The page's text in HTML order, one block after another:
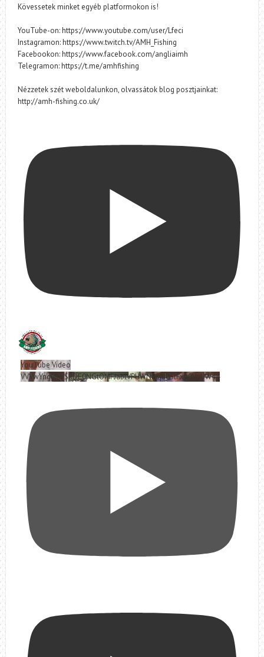
Kövessetek minket egyéb platformokon is!
YouTube-on: https://www.youtube.com/user/Lfeci
Instagramon: https://www.twitch.tv/AMH_Fishing
Facebookon: https://www.facebook.com/angliaimh
Telegramon: https://t.me/amhfishing
Nézzetek szét weboldalunkon, olvassátok blog posztjainkat:
http://amh-fishing.co.uk/
YouTube Video
VVVwYngyRjVSRDE0NGtOMFJablVPUWNBLjd0SlFxa0VoUW44